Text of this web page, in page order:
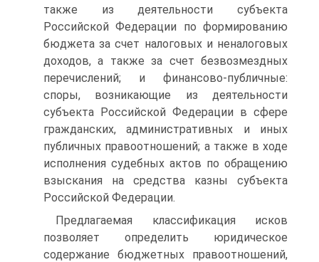
также из деятельности субъекта
Российской Федерации по формированию
бюджета за счет налоговых и неналоговых
доходов, а также за счет безвозмездных
перечислений; и финансово-публичные:
споры, возникающие из деятельности
субъекта Российской Федерации в сфере
гражданских, административных и иных
публичных правоотношений; а также в ходе
исполнения судебных актов по обращению
взыскания на средства казны субъекта
Российской Федерации.
Предлагаемая классификация исков
позволяет определить юридическое
содержание бюджетных правоотношений,